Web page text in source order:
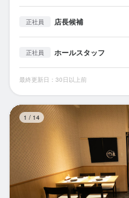
正社員 店長候補
正社員 ホールスタッフ
最終更新日：30日以上前
1 / 14